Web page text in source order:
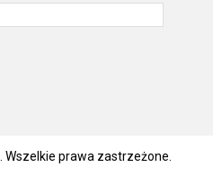
. Wszelkie prawa zastrzeżone.